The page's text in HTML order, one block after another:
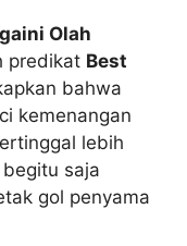
Olah
predikat Best
bahwa
kemenangan
lebih
saja
gol penyama